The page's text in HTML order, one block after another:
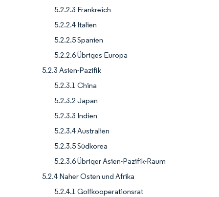
5.2.2.3 Frankreich
5.2.2.4 Italien
5.2.2.5 Spanien
5.2.2.6 Übriges Europa
5.2.3 Asien-Pazifik
5.2.3.1 China
5.2.3.2 Japan
5.2.3.3 Indien
5.2.3.4 Australien
5.2.3.5 Südkorea
5.2.3.6 Übriger Asien-Pazifik-Raum
5.2.4 Naher Osten und Afrika
5.2.4.1 Golfkooperationsrat